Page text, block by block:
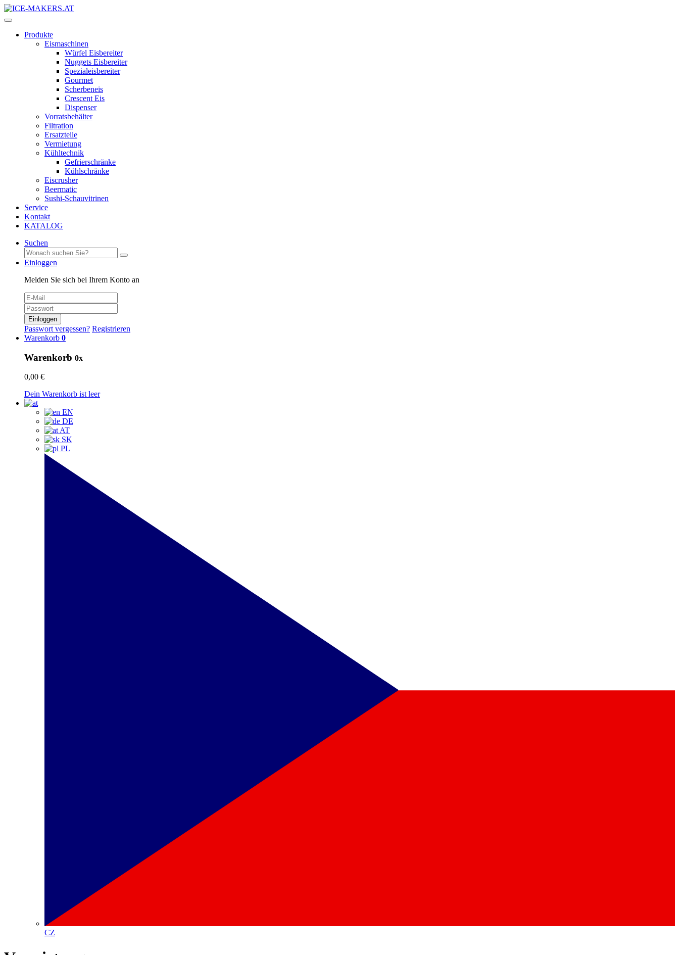
Produkte
Eismaschinen
Würfel Eisbereiter
Nuggets Eisbereiter
Spezialeisbereiter
Gourmet
Scherbeneis
Crescent Eis
Dispenser
Vorratsbehälter
Filtration
Ersatzteile
Vermietung
Kühltechnik
Gefrierschränke
Kühlschränke
Eiscrusher
Beermatic
Sushi-Schauvitrinen
Service
Kontakt
KATALOG
Suchen
Einloggen
Melden Sie sich bei Ihrem Konto an
Einloggen
Passwort vergessen? Registrieren
Warenkorb 0
Warenkorb 0x
0,00 €
Dein Warenkorb ist leer
EN
DE
AT
SK
PL
CZ